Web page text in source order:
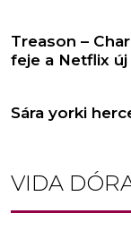
Treason –
feje a Netflix
Sára yorki
VIDA